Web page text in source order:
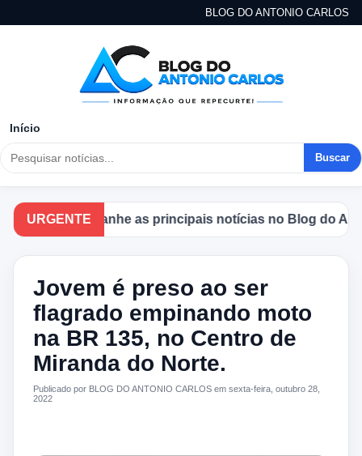
BLOG DO ANTONIO CARLOS
Início
Buscar
URGENTE
Acompanhe as principais notícias no Blog do
Jovem é preso ao ser
flagrado empinando moto
na BR 135, no Centro de
Miranda do Norte.
Publicado por BLOG DO ANTONIO CARLOS em sexta-feira, outubro 28,
2022